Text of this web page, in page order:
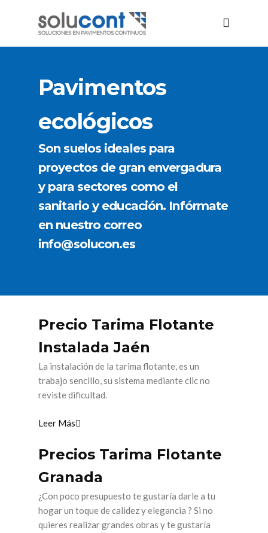
Pavimentos
ecológicos
Son suelos ideales para
proyectos de gran envergadura
y para sectores como el
sanitario y educación. Infórmate
en nuestro correo
info@solucon.es
Precio Tarima Flotante
Instalada Jaén
La instalación de la tarima flotante, es un
trabajo sencillo, su sistema mediante clic no
reviste dificultad.
Leer Más
Precios Tarima Flotante
Granada
¿Con poco presupuesto te gustaría darle a tu
hogar un toque de calidez y elegancia ? Si no
quieres realizar grandes obras y te gustaría